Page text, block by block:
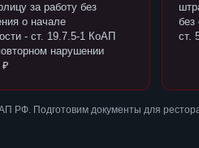
за работу без
о начале
- ст. 19.7.5-1 КоАП
нарушении
₽
без
ст.
РФ. Подготовим документы для